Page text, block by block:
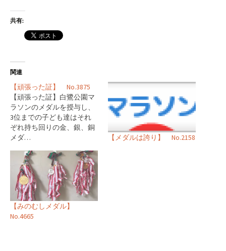
共有:
関連
【頑張った証】 No.3875
【頑張った証】白鷺公園マ
ラソンのメダルを授与し、
3位までの子ども達はそれ
ぞれ持ち回りの金、銀、銅
メダ…
【メダルは誇り】 No.2158
【みのむしメダル】
No.4665